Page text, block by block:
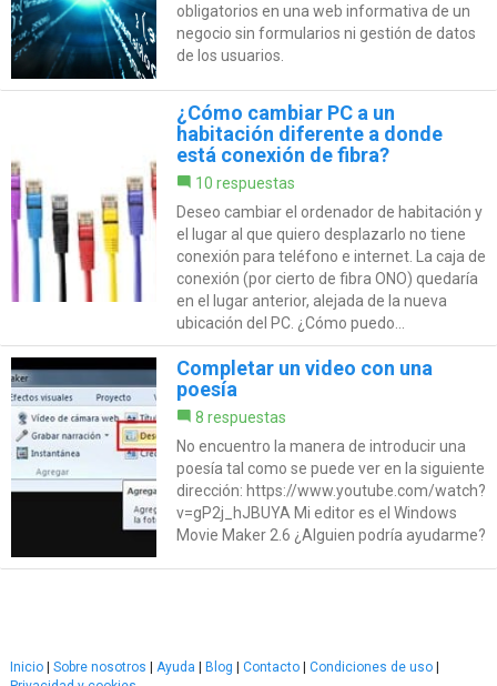
obligatorios en una web informativa de un
negocio sin formularios ni gestión de datos
de los usuarios.
¿Cómo cambiar PC a un
habitación diferente a donde
está conexión de fibra?
10 respuestas
Deseo cambiar el ordenador de habitación y
el lugar al que quiero desplazarlo no tiene
conexión para teléfono e internet. La caja de
conexión (por cierto de fibra ONO) quedaría
en el lugar anterior, alejada de la nueva
ubicación del PC. ¿Cómo puedo...
Completar un video con una
poesía
8 respuestas
No encuentro la manera de introducir una
poesía tal como se puede ver en la siguiente
dirección: https://www.youtube.com/watch?
v=gP2j_hJBUYA Mi editor es el Windows
Movie Maker 2.6 ¿Alguien podría ayudarme?
Inicio Sobre nosotros Ayuda Blog Contacto Condiciones de uso